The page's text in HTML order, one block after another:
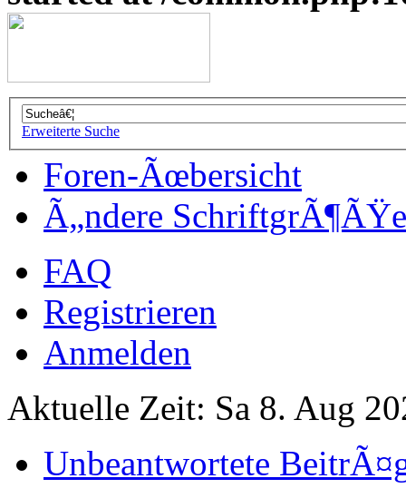
Erweiterte Suche
Foren-Ãœbersicht
Ã„ndere SchriftgrÃ¶ÃŸe
FAQ
Registrieren
Anmelden
Aktuelle Zeit: Sa 8. Aug
Unbeantwortete